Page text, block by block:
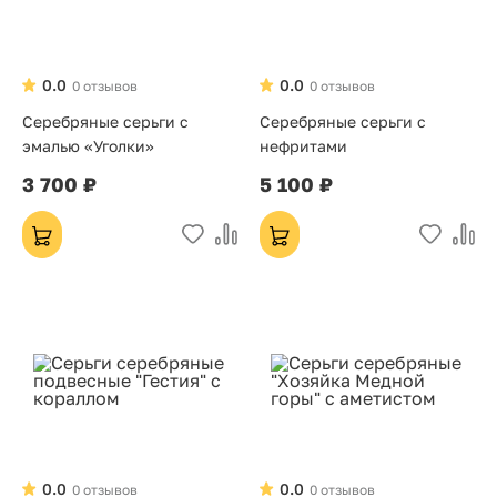
0 отзывов
0.0
Серебряные серьги с
эмалью «Уголки»
3 700 ₽
0 отзывов
0.0
Серебряные серьги с
нефритами
5 100 ₽
0 отзывов
0.0 0 отзывов
0.0